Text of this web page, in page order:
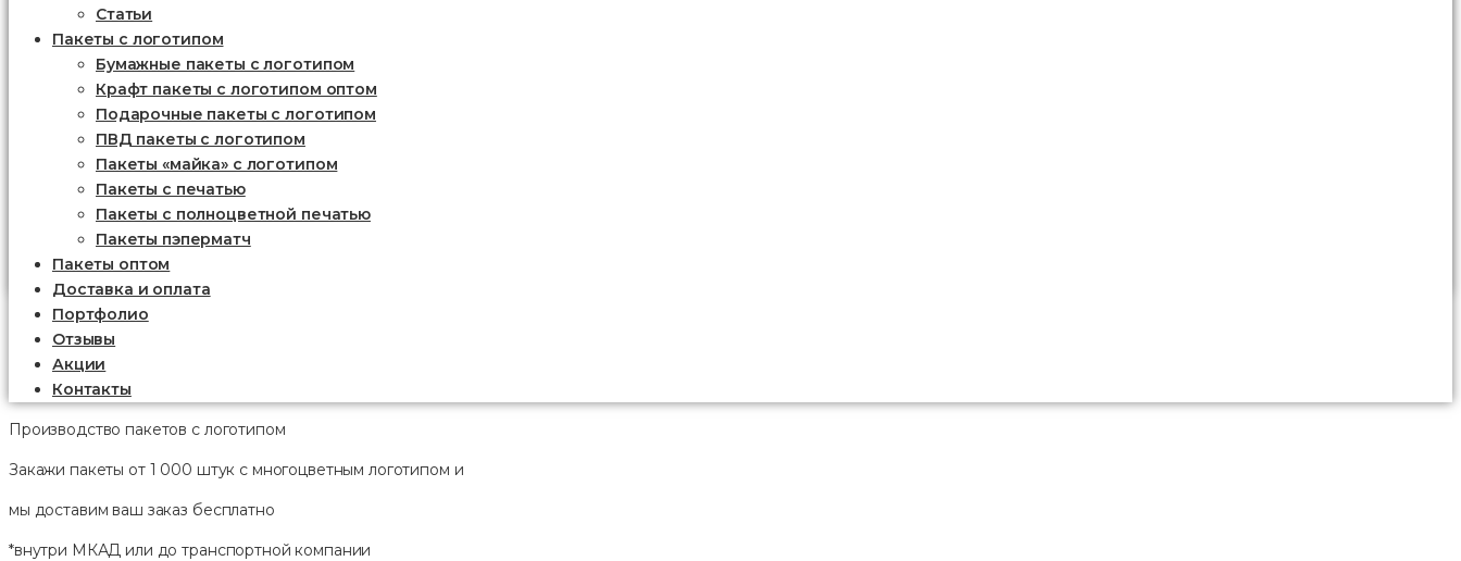
Статьи
Пакеты с логотипом
Бумажные пакеты с логотипом
Крафт пакеты с логотипом оптом
Подарочные пакеты с логотипом
ПВД пакеты с логотипом
Пакеты «майка» с логотипом
Пакеты c печатью
Пакеты с полноцветной печатью
Пакеты пэперматч
Пакеты оптом
Доставка и оплата
Портфолио
Отзывы
Акции
Контакты
Производство пакетов с логотипом
Закажи пакеты от 1 000 штук с многоцветным логотипом и
мы доставим ваш заказ бесплатно
*внутри МКАД или до транспортной компании